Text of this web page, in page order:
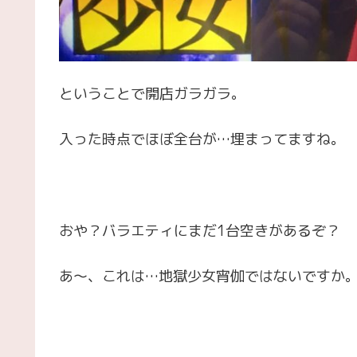
ということで開店ガラガラ。
入った時点でほぼ全台が…埋まってますね。
おや？バラエティにまだ1台空きがあるぞ？
あ～、これは…地獄少女宵伽ではないですか